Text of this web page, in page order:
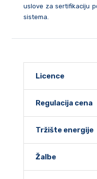
uslove za sertifikaciju
sistema.
Licence
Regulacija cena
Tržište energije
Žalbe